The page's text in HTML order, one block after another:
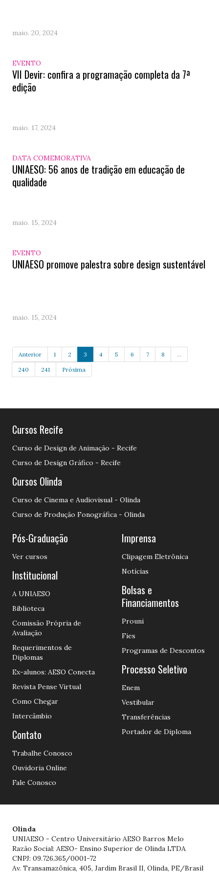
maio. 20, 2024
EVENTO
VII Devir: confira a programação completa da 7ª
edição
maio. 17, 2024
DATA COMEMORATIVA
UNIAESO: 56 anos de tradição em educação de
qualidade
maio. 15, 2024
EVENTO
UNIAESO promove palestra sobre design sustentável
maio. 15, 2024
Anterior 1 2 3 4 5 6 7 8 ...
240 241 Próxima
Cursos Recife
Curso de Design de Animação - Recife
Curso de Design Gráfico - Recife
Cursos Olinda
Curso de Cinema e Audiovisual - Olinda
Curso de Produção Fonográfica - Olinda
Pós-Graduação
Ver cursos
Institucional
A UNIAESO
Biblioteca
Comissão Própria de
Avaliação
Requerimentos de
Diplomas
Ex-alunos: AESO Conecta
Revista Pense Virtual
Como Chegar
Intercâmbio
Contato
Trabalhe Conosco
Ouvidoria Online
Fale Conosco
Imprensa
Clipagem Eletrônica
Notícias
Bolsas e
Financiamentos
Prouni
Fies
Programas de Descontos
Processo Seletivo
Enem
Vestibular
Transferências
Portador de Diploma
Olinda
UNIAESO - Centro Universitário AESO Barros Melo
Razão Social: AESO- Ensino Superior de Olinda LTDA
CNPJ: 09.726.365/0001-72
Av. Transamazônica, 405, Jardim Brasil II, Olinda, PE/Brasil